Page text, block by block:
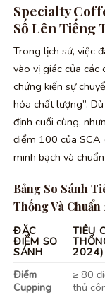
Specialty
Số Lên Tiếng
Trong lịch sử, việc
vào vị giác của các
chứng kiến sự
hóa chất lượng”.
định cuối cùng,
điểm 100 của SCA
minh bạch và
Bảng So Sánh
Thống Và Chuẩn
ĐẶC
ĐIỂM SO
SÁNH
TIÊU
2024)
Điểm
Cupping
≥ 80
thủ